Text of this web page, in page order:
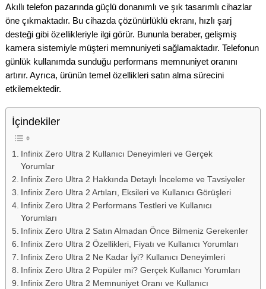
Akıllı telefon pazarında güçlü donanımlı ve şık tasarımlı cihazlar
öne çıkmaktadır. Bu cihazda çözünürlüklü ekranı, hızlı şarj
desteği gibi özellikleriyle ilgi görür. Bununla beraber, gelişmiş
kamera sistemiyle müşteri memnuniyeti sağlamaktadır. Telefonun
günlük kullanımda sunduğu performans memnuniyet oranını
artırır. Ayrıca, ürünün temel özellikleri satın alma sürecini
etkilemektedir.
İçindekiler
Infinix Zero Ultra 2 Kullanıcı Deneyimleri ve Gerçek
Yorumlar
Infinix Zero Ultra 2 Hakkında Detaylı İnceleme ve Tavsiyeler
Infinix Zero Ultra 2 Artıları, Eksileri ve Kullanıcı Görüşleri
Infinix Zero Ultra 2 Performans Testleri ve Kullanıcı
Yorumları
Infinix Zero Ultra 2 Satın Almadan Önce Bilmeniz Gerekenler
Infinix Zero Ultra 2 Özellikleri, Fiyatı ve Kullanıcı Yorumları
Infinix Zero Ultra 2 Ne Kadar İyi? Kullanıcı Deneyimleri
Infinix Zero Ultra 2 Popüler mi? Gerçek Kullanıcı Yorumları
Infinix Zero Ultra 2 Memnuniyet Oranı ve Kullanıcı